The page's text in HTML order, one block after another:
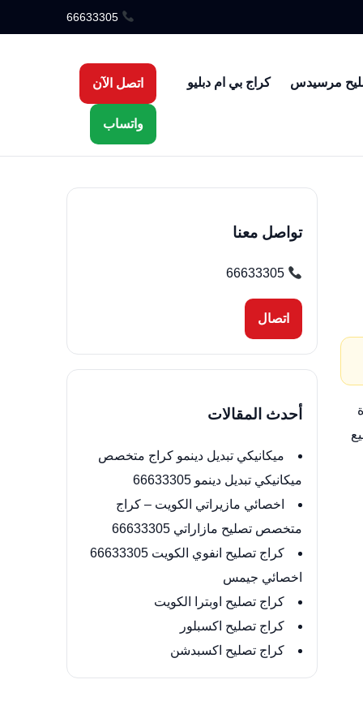
66633305
مرسيدس كراج بي ام دبليو اتصل الآن
واتساب
تواصل معنا
66633305
اتصال
أحدث المقالات
ميكانيكي تبديل دينمو كراج متخصص
ميكانيكي تبديل دينمو 66633305
اخصائي مازيراتي الكويت – كراج
متخصص تصليح مازاراتي 66633305
كراج تصليح انفوي الكويت 66633305
اخصائي جيمس
كراج تصليح اوبترا الكويت
كراج تصليح اكسبلور
كراج تصليح اكسبدشن